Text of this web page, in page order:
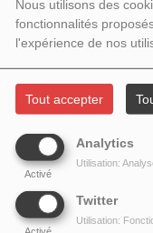
Nous utilisons des
fonctionnalités
l'expérience de nos
Tout accepter
Analytics
Activé
Utilisation:
Twitter
Utilisation:
TOUTE LA SEMAINE,
House électro dance LRdR